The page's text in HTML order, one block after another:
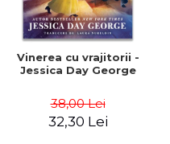
Vinerea cu vrajitorii -
Jessica Day George
38,00 Lei
32,30 Lei